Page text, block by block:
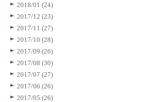
2018/01 (24)
2017/12 (23)
2017/11 (27)
2017/10 (28)
2017/09 (26)
2017/08 (30)
2017/07 (27)
2017/06 (26)
2017/05 (26)